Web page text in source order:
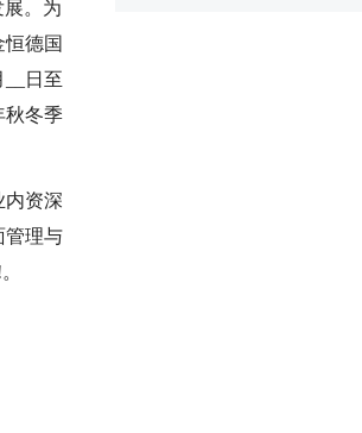
。为
德国
日至
秋冬季
内资深
管理与